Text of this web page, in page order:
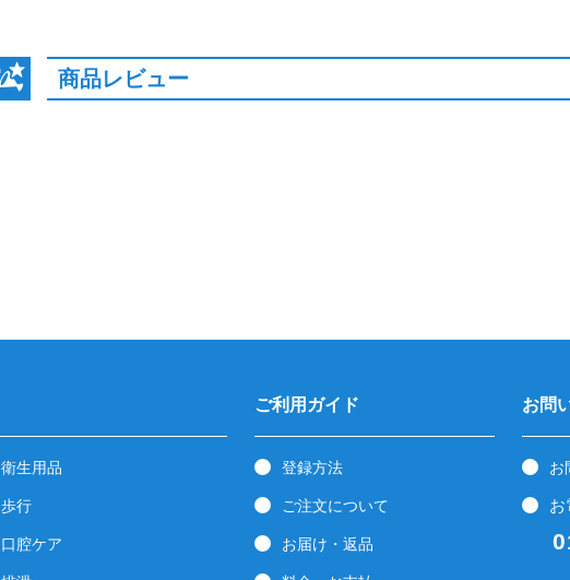
商品レビュー
衛生用品
歩行
口腔ケア
ご利用ガイド
登録方法
ご注文について
お届け・返品
お問
お
お